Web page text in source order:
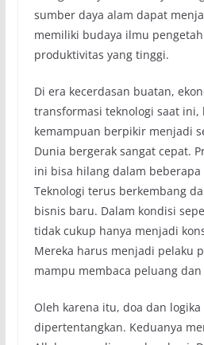
sumber daya alam dapat
memiliki budaya ilmu
produktivitas yang tinggi.
Di era kecerdasan buatan,
transformasi teknologi saat
kemampuan berpikir menjadi
Dunia bergerak sangat cepat.
ini bisa hilang dalam
Teknologi terus berkembang
bisnis baru. Dalam kondisi
tidak cukup hanya menjadi
Mereka harus menjadi pelaku
mampu membaca peluang
Oleh karena itu, doa dan
dipertentangkan. Keduanya